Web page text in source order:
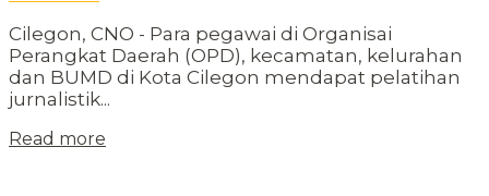
Cilegon, CNO - Para pegawai di Organisai
Perangkat Daerah (OPD), kecamatan, kelurahan
dan BUMD di Kota Cilegon mendapat pelatihan
jurnalistik...
Read more